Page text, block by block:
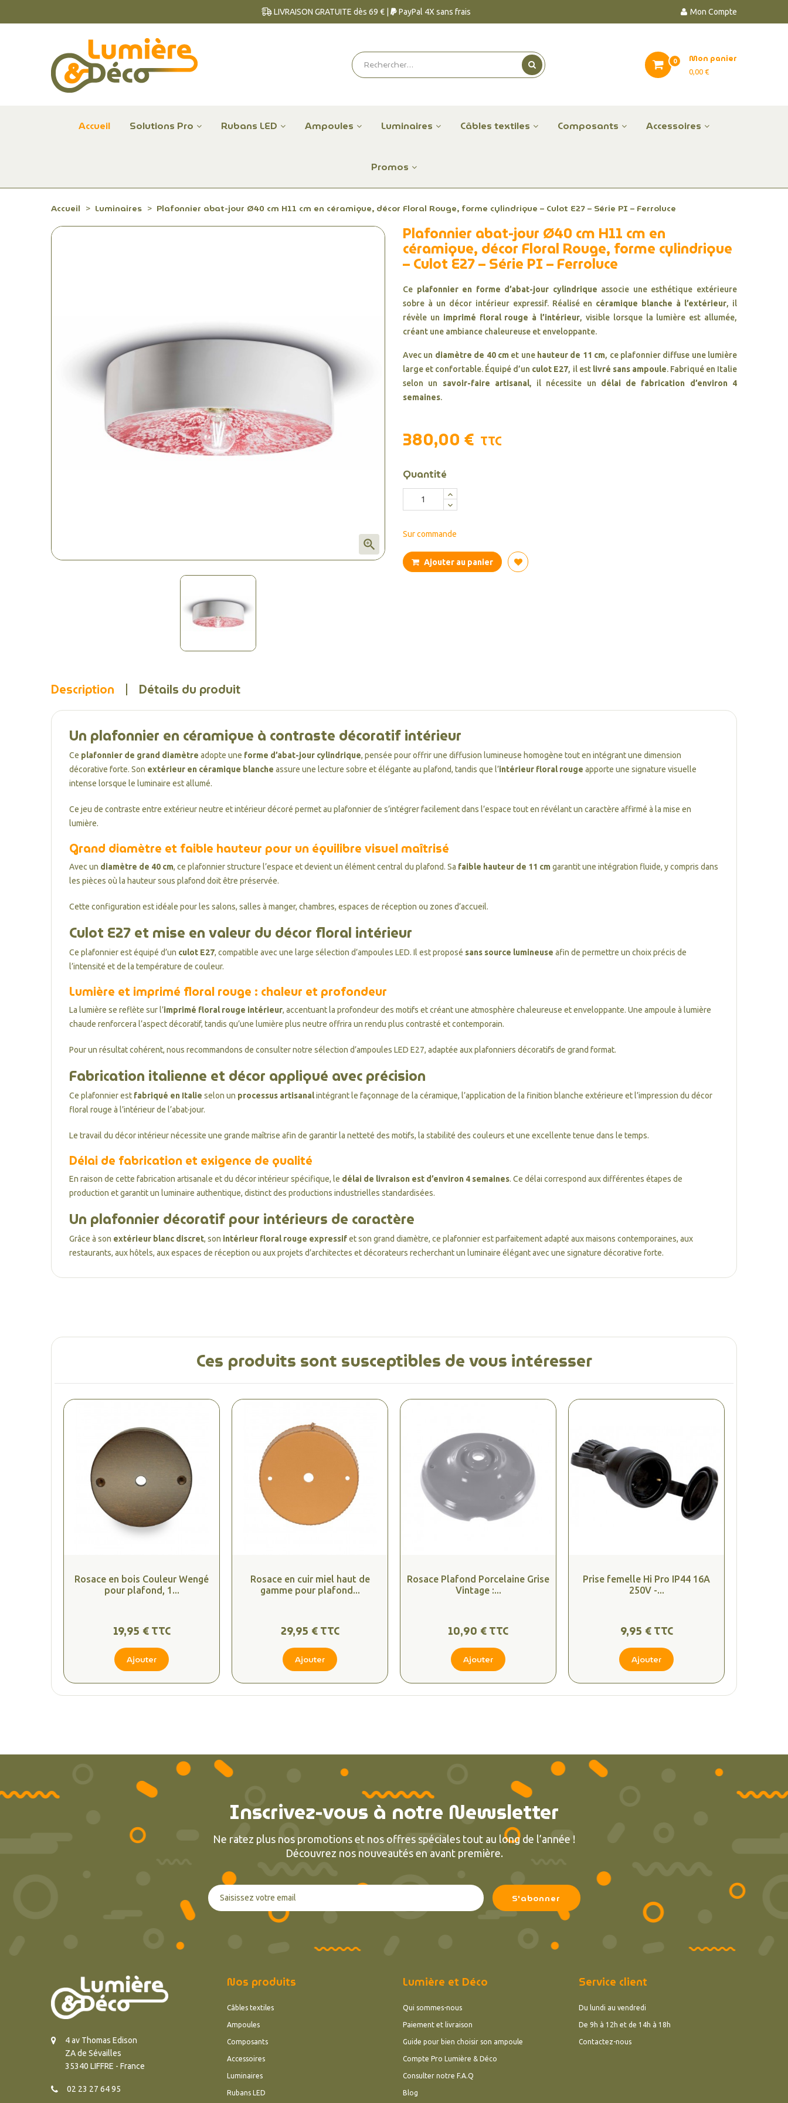
Mon Compte
LIVRAISON GRATUITE dès 69 € | PayPal 4X sans frais
Mon panier
0,00 €
0
Accueil Solutions Pro Rubans LED Ampoules Luminaires Câbles textiles Composants Accessoires
Promos
Accueil Luminaires Plafonnier abat-jour Ø40 cm H11 cm en céramique, décor Floral Rouge, forme cylindrique – Culot E27 – Série PI – Ferroluce

Plafonnier abat-jour Ø40 cm H11 cm en
céramique, décor Floral Rouge, forme cylindrique
– Culot E27 – Série PI – Ferroluce
Ce plafonnier en forme d’abat-jour cylindrique associe une esthétique extérieure
sobre à un décor intérieur expressif. Réalisé en céramique blanche à l’extérieur, il
révèle un imprimé floral rouge à l’intérieur, visible lorsque la lumière est allumée,
créant une ambiance chaleureuse et enveloppante.
Avec un diamètre de 40 cmet une hauteur de 11 cm, ce plafonnier diffuse une lumière
large et confortable. Équipé d’un culot E27, il est livré sans ampoule. Fabriqué en Italie
selon un savoir-faire artisanal, il nécessite un délai de fabrication d’environ 4
semaines.
380,00 € TTC
Quantité
Sur commande
Ajouter au panier
Description Détails du produit
Un plafonnier en céramique à contraste décoratif intérieur
Ce plafonnier de grand diamètre adopte une forme d’abat-jour cylindrique, pensée pour offrir une diffusion lumineuse homogène tout en intégrant une dimension
décorative forte. Son extérieur en céramique blanche assure une lecture sobre et élégante au plafond, tandis que l’intérieur floral rouge apporte une signature visuelle
intense lorsque le luminaire est allumé.
Ce jeu de contraste entre extérieur neutre et intérieur décoré permet au plafonnier de s’intégrer facilement dans l’espace tout en révélant un caractère affirmé à la mise en
lumière.
Grand diamètre et faible hauteur pour un équilibre visuel maîtrisé
Avec un diamètre de 40 cm, ce plafonnier structure l’espace et devient un élément central du plafond. Sa faible hauteur de 11 cmgarantit une intégration fluide, y compris dans
les pièces où la hauteur sous plafond doit être préservée.
Cette configuration est idéale pour les salons, salles à manger, chambres, espaces de réception ou zones d’accueil.
Culot E27 et mise en valeur du décor floral intérieur
Ce plafonnier est équipé d’un culot E27, compatible avec une large sélection d’ampoules LED. Il est proposé sans source lumineuse afin de permettre un choix précis de
l’intensité et de la température de couleur.
Lumière et imprimé floral rouge : chaleur et profondeur
La lumière se reflète sur l’imprimé floral rouge intérieur, accentuant la profondeur des motifs et créant une atmosphère chaleureuse et enveloppante. Une ampoule à lumière
chaude renforcera l’aspect décoratif, tandis qu’une lumière plus neutre offrira un rendu plus contrasté et contemporain.
Pour un résultat cohérent, nous recommandons de consulter notre sélection d’ampoules LED E27, adaptée aux plafonniers décoratifs de grand format.
Fabrication italienne et décor appliqué avec précision
Ce plafonnier est fabriqué en Italie selon un processus artisanalintégrant le façonnage de la céramique, l’application de la finition blanche extérieure et l’impression du décor
floral rouge à l’intérieur de l’abat-jour.
Le travail du décor intérieur nécessite une grande maîtrise afin de garantir la netteté des motifs, la stabilité des couleurs et une excellente tenue dans le temps.
Délai de fabrication et exigence de qualité
En raison de cette fabrication artisanale et du décor intérieur spécifique, le délai de livraison est d’environ 4 semaines. Ce délai correspond aux différentes étapes de
production et garantit un luminaire authentique, distinct des productions industrielles standardisées.
Un plafonnier décoratif pour intérieurs de caractère
Grâce à son extérieur blanc discret, son intérieur floral rouge expressifet son grand diamètre, ce plafonnier est parfaitement adapté aux maisons contemporaines, aux
restaurants, aux hôtels, aux espaces de réception ou aux projets d’architectes et décorateurs recherchant un luminaire élégant avec une signature décorative forte.
Ces produits sont susceptibles de vous intéresser
Rosace en bois Couleur Wengé
pour plafond, 1...
19,95 € TTC
Ajouter
Rosace en cuir miel haut de
gamme pour plafond...
29,95 € TTC
Ajouter
Rosace Plafond Porcelaine Grise
Vintage :...
10,90 € TTC
Ajouter
Prise femelle Hi Pro IP44 16A
250V -...
9,95 € TTC
Ajouter
Inscrivez-vous à notre Newsletter
Ne ratez plus nos promotions et nos offres spéciales tout au long de l’année !
Découvrez nos nouveautés en avant première.
4 av Thomas Edison
ZA de Sévailles
35340 LIFFRE - France
02 23 27 64 95
Nos produits
Câbles textiles
Ampoules
Composants
Accessoires
Luminaires
Rubans LED
Lumière et Déco
Qui sommes-nous
Paiement et livraison
Guide pour bien choisir son ampoule
Compte Pro Lumière & Déco
Consulter notre F.A.Q
Blog
Service client
Du lundi au vendredi
De 9h à 12h et de 14h à 18h
Contactez-nous